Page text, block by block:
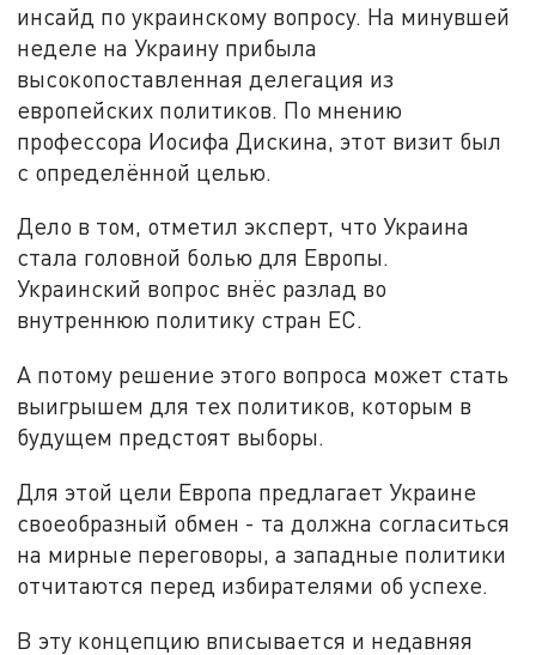
инсайд по украинскому вопросу. На минувшей
неделе на Украину прибыла
высокопоставленная делегация из
европейских политиков. По мнению
профессора Иосифа Дискина, этот визит был
с определённой целью.
Дело в том, отметил эксперт, что Украина
стала головной болью для Европы.
Украинский вопрос внёс разлад во
внутреннюю политику стран ЕС.
А потому решение этого вопроса может стать
выигрышем для тех политиков, которым в
будущем предстоят выборы.
Для этой цели Европа предлагает Украине
своеобразный обмен - та должна согласиться
на мирные переговоры, а западные политики
отчитаются перед избирателями об успехе.
В эту концепцию вписывается и недавняя